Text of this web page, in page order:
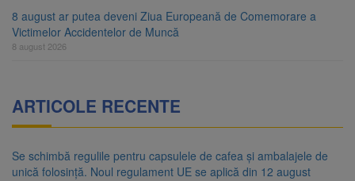
8 august ar putea deveni Ziua Europeană de Comemorare a
Victimelor Accidentelor de Muncă
8 august 2026
ARTICOLE RECENTE
Se schimbă regulile pentru capsulele de cafea și ambalajele de
unică folosință. Noul regulament UE se aplică din 12 august